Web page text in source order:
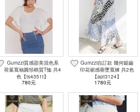
Gumzzi質感甜美混色系
荷葉寬袖圓領棉質T恤 共4
色【ts4351t】
780元
Gumzzi自訂款 幾何鋸齒
印花裙感垂墜寬褲 共2色
【apt3124】
1780元